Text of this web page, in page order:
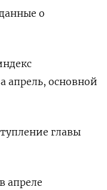
о
апрель, основной
главы
апреле